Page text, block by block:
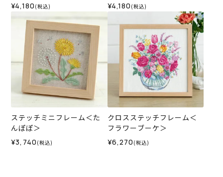
¥4,180 (税込) ¥4,180 (税込)
ステッチミニフレーム＜た
んぽぽ＞
¥3,740 (税込)
クロスステッチフレーム＜
フラワーブーケ＞
¥6,270 (税込)